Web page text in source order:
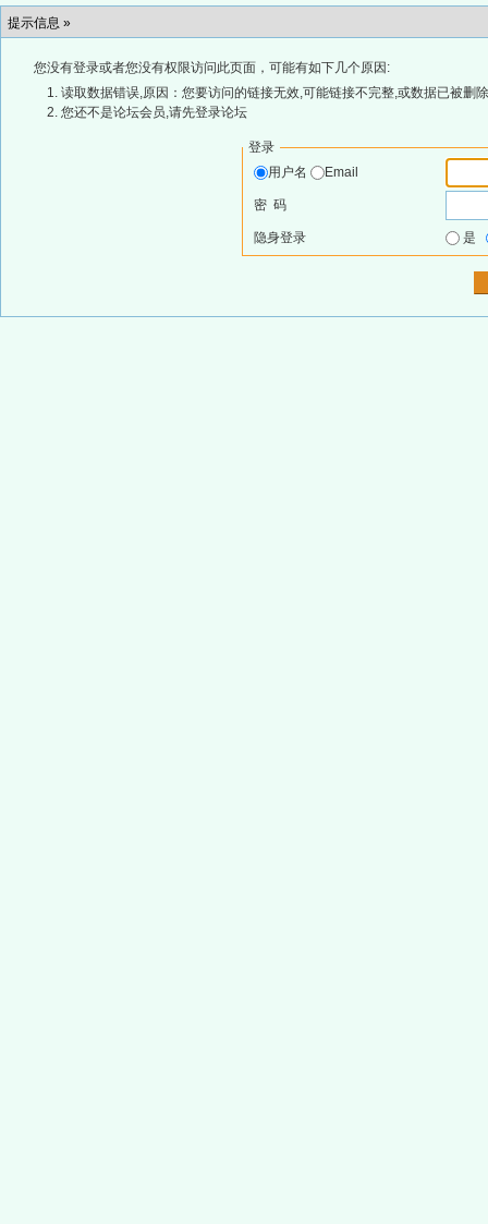
提示信息 »
您没有登录或者您没有权限访问此页面，可能有如下几个原因:
读取数据错误,原因：您要访问的链接无效,可能链接不完整,或数据已被删
您还不是论坛会员,请先登录论坛
登录
用户名
Email
密 码
隐身登录 是